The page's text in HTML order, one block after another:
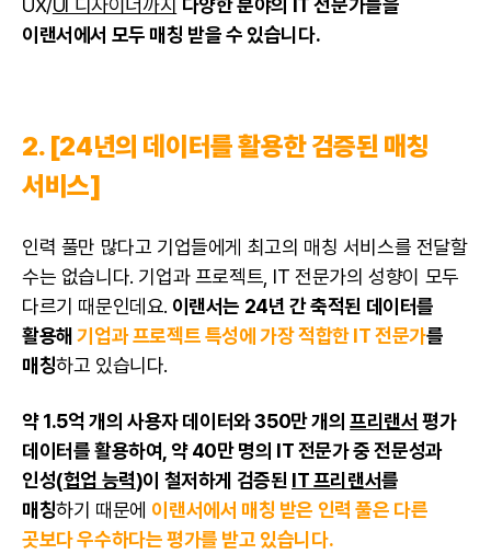
이랜서에서 모두 매칭 받을 수 있습니다.
2. [24년의 데이터를 활용한 검증된 매칭
서비스]
인력 풀만 많다고 기업들에게 최고의 매칭 서비스를 전달할
수는 없습니다. 기업과 프로젝트, IT 전문가의 성향이 모두
다르기 때문인데요. 이랜서는 24년 간 축적된 데이터를
활용해기업과 프로젝트 특성에 가장 적합한 IT 전문가를
매칭하고 있습니다.
약 1.5억 개의 사용자 데이터와 350만 개의 프리랜서 평가
데이터를 활용하여, 약 40만 명의 IT 전문가 중 전문성과
인성(헙업 능력)이 철저하게 검증된 IT 프리랜서를
매칭하기 때문에 이랜서에서 매칭 받은 인력 풀은 다른
곳보다 우수하다는 평가를 받고 있습니다.